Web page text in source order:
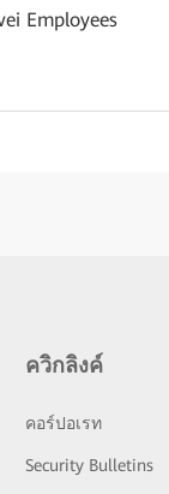
Employees
ควิกลิงค์
คอร์ปอเรท
Security Bulletins